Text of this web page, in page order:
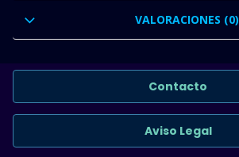
VALORACIONES (0)
Contacto
Aviso Legal